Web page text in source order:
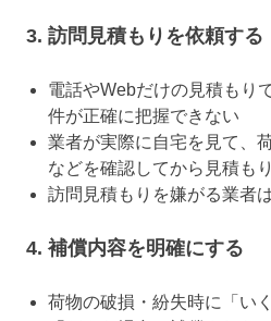
3. 訪問見積もりを依頼する
電話やWebだけの見積もり
件が正確に把握できない
業者が実際に自宅を見て、
などを確認してから見積も
訪問見積もりを嫌がる業者
4. 補償内容を明確にする
荷物の破損・紛失時に「い